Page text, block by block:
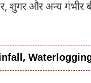
शुगर और अन्य गंभीर